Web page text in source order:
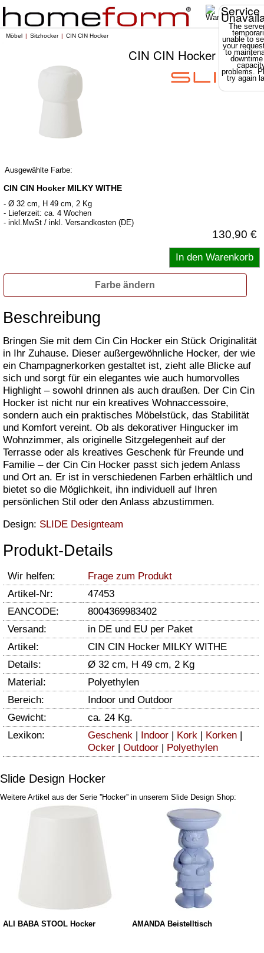
Service
The
unable to
your
to
problems.
try again
Möbel Sitzhocker CIN CIN Hocker
CIN CIN Hocker
Ausgewählte Farbe:
CIN CIN Hocker MILKY WITHE
- Ø 32 cm, H 49 cm, 2 Kg
- Lieferzeit: ca. 4 Wochen
- inkl.MwSt / inkl. Versandkosten (DE)
130,90 €
Farbe ändern
Beschreibung
Bringen Sie mit dem Cin Cin Hocker ein Stück Originalität
in Ihr Zuhause. Dieser außergewöhnliche Hocker, der wie
ein Champagnerkorken gestaltet ist, zieht alle Blicke auf
sich und sorgt für ein elegantes wie auch humorvolles
Highlight – sowohl drinnen als auch draußen. Der Cin Cin
Hocker ist nicht nur ein kreatives Wohnaccessoire,
sondern auch ein praktisches Möbelstück, das Stabilität
und Komfort vereint. Ob als dekorativer Hingucker im
Wohnzimmer, als originelle Sitzgelegenheit auf der
Terrasse oder als kreatives Geschenk für Freunde und
Familie – der Cin Cin Hocker passt sich jedem Anlass
und Ort an. Er ist in verschiedenen Farben erhältlich und
bietet so die Möglichkeit, ihn individuell auf Ihren
persönlichen Stil oder den Anlass abzustimmen.
Design: SLIDE Designteam
Produkt-Details
Wir helfen:
Frage zum Produkt
Artikel-Nr:
47453
EANCODE:
8004369983402
Versand:
in DE und EU per Paket
Artikel:
CIN CIN Hocker MILKY WITHE
Details:
Ø 32 cm, H 49 cm, 2 Kg
Material:
Polyethylen
Bereich:
Indoor und Outdoor
Gewicht:
ca. 24 Kg.
Lexikon:
Geschenk Indoor Kork Korken
Ocker
Outdoor Polyethylen
Slide Design Hocker
Weitere Artikel aus der Serie ''Hocker'' in unserem Slide Design Shop:
ALI BABA STOOL Hocker AMANDA Beistelltisch